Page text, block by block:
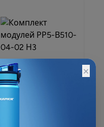
Комплект модулей
сменных
фильтрующих
Арт: 801627
×